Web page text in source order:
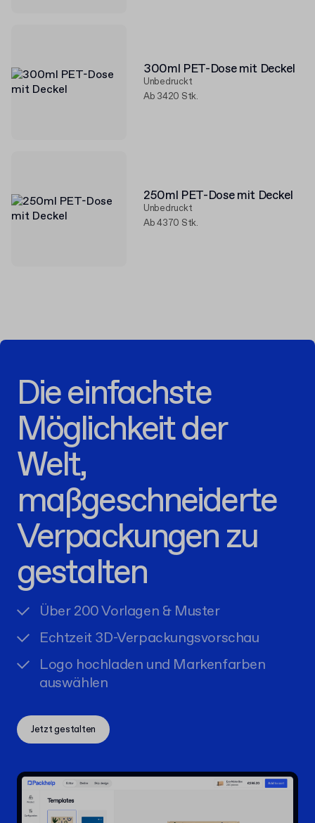
300ml PET-Dose mit Deckel
Unbedruckt
Ab 3420 Stk.
250ml PET-Dose mit Deckel
Unbedruckt
Ab 4370 Stk.
Die einfachste
Möglichkeit der
Welt,
maßgeschneiderte
Verpackungen zu
gestalten
Über 200 Vorlagen & Muster
Echtzeit 3D-Verpackungsvorschau
Logo hochladen und Markenfarben
auswählen
Jetzt gestalten